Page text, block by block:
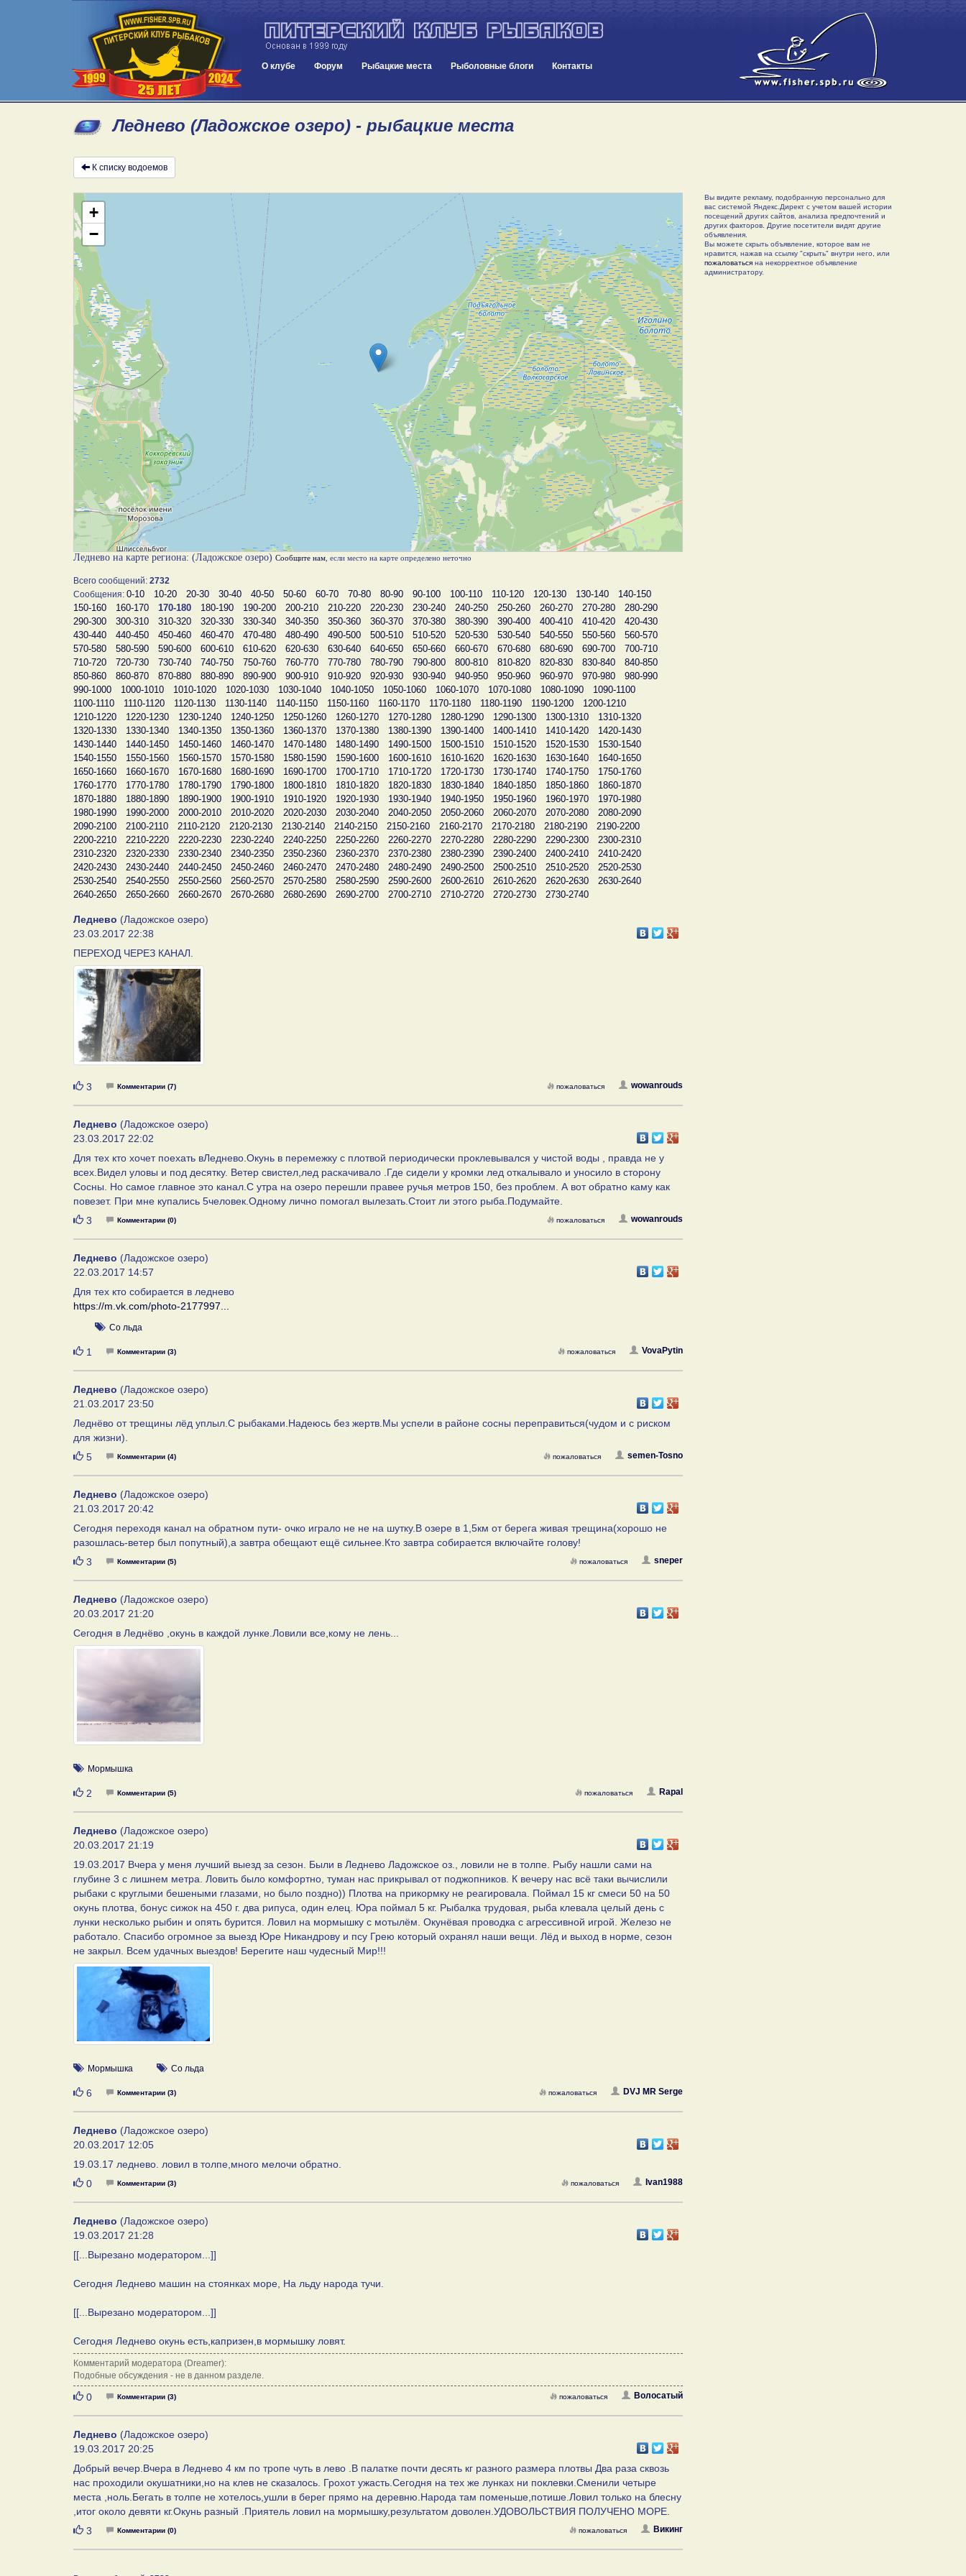
О клубе Форум Рыбацкие места Рыболовные блоги Контакты
Леднево (Ладожское озеро) - рыбацкие места
К списку водоемов
+
−
Леднево на карте региона: (Ладожское озеро) Сообщите нам , если место на карте определено неточно
Всего сообщений: 2732
Сообщения: 0-10 10-20 20-30 30-40 40-50 50-60 60-70 70-80 80-90 90-100 100-110 110-120 120-130 130-140
140-150
150-160
160-170 170-180 180-190 190-200 200-210 210-220 220-230 230-240 240-250 250-260 260-270 270-280
280-290
290-300
300-310 310-320 320-330 330-340 340-350 350-360 360-370 370-380 380-390 390-400 400-410 410-420
420-430
430-440
440-450 450-460 460-470 470-480 480-490 490-500 500-510 510-520 520-530 530-540 540-550 550-560
560-570
570-580
580-590 590-600 600-610 610-620 620-630 630-640 640-650 650-660 660-670 670-680 680-690 690-700
700-710
710-720
720-730 730-740 740-750 750-760 760-770 770-780 780-790 790-800 800-810 810-820 820-830 830-840
840-850
850-860
860-870 870-880 880-890 890-900 900-910 910-920 920-930 930-940 940-950 950-960 960-970 970-980
980-990
990-1000
1000-1010 1010-1020 1020-1030 1030-1040 1040-1050 1050-1060 1060-1070 1070-1080 1080-1090
1090-1100
1100-1110
1110-1120 1120-1130 1130-1140 1140-1150 1150-1160 1160-1170 1170-1180 1180-1190 1190-1200
1200-1210
1210-1220
1220-1230 1230-1240 1240-1250 1250-1260 1260-1270 1270-1280 1280-1290 1290-1300 1300-1310
1310-1320
1320-1330
1330-1340 1340-1350 1350-1360 1360-1370 1370-1380 1380-1390 1390-1400 1400-1410 1410-1420
1420-1430
1430-1440
1440-1450 1450-1460 1460-1470 1470-1480 1480-1490 1490-1500 1500-1510 1510-1520 1520-1530
1530-1540
1540-1550
1550-1560 1560-1570 1570-1580 1580-1590 1590-1600 1600-1610 1610-1620 1620-1630 1630-1640
1640-1650
1650-1660
1660-1670 1670-1680 1680-1690 1690-1700 1700-1710 1710-1720 1720-1730 1730-1740 1740-1750
1750-1760
1760-1770
1770-1780 1780-1790 1790-1800 1800-1810 1810-1820 1820-1830 1830-1840 1840-1850 1850-1860
1860-1870
1870-1880
1880-1890 1890-1900 1900-1910 1910-1920 1920-1930 1930-1940 1940-1950 1950-1960 1960-1970
1970-1980
1980-1990
1990-2000 2000-2010 2010-2020 2020-2030 2030-2040 2040-2050 2050-2060 2060-2070 2070-2080
2080-2090
2090-2100
2100-2110 2110-2120 2120-2130 2130-2140 2140-2150 2150-2160 2160-2170 2170-2180 2180-2190
2190-2200
2200-2210
2210-2220 2220-2230 2230-2240 2240-2250 2250-2260 2260-2270 2270-2280 2280-2290 2290-2300
2300-2310
2310-2320
2320-2330 2330-2340 2340-2350 2350-2360 2360-2370 2370-2380 2380-2390 2390-2400 2400-2410
2410-2420
2420-2430
2430-2440 2440-2450 2450-2460 2460-2470 2470-2480 2480-2490 2490-2500 2500-2510 2510-2520
2520-2530
2530-2540
2540-2550 2550-2560 2560-2570 2570-2580 2580-2590 2590-2600 2600-2610 2610-2620 2620-2630
2630-2640
2640-2650
2650-2660 2660-2670 2670-2680 2680-2690 2690-2700 2700-2710 2710-2720 2720-2730 2730-2740
Леднево (Ладожское озеро)
23.03.2017 22:38
ПЕРЕХОД ЧЕРЕЗ КАНАЛ.
Нравится
3 Комментарии (7) wowanrouds
пожаловаться
Леднево (Ладожское озеро)
23.03.2017 22:02
Для тех кто хочет поехать вЛеднево.Окунь в перемежку с плотвой периодически проклевывался у чистой воды , правда не у
всех.Видел уловы и под десятку. Ветер свистел,лед раскачивало .Где сидели у кромки лед откалывало и уносило в сторону
Сосны. Но самое главное это канал.С утра на озеро перешли правее ручья метров 150, без проблем. А вот обратно каму как
повезет. При мне купались 5человек.Одному лично помогал вылезать.Стоит ли этого рыба.Подумайте.
Нравится
3 Комментарии (0) wowanrouds
пожаловаться
Леднево (Ладожское озеро)
22.03.2017 14:57
Для тех кто собирается в леднево
https://m.vk.com/photo-2177997...
Со льда
Нравится
1 Комментарии (3) VovaPytin
пожаловаться
Леднево (Ладожское озеро)
21.03.2017 23:50
Леднёво от трещины лёд уплыл.С рыбаками.Надеюсь без жертв.Мы успели в районе сосны переправиться(чудом и с риском
для жизни).
Нравится
5 Комментарии (4) semen-Tosno
пожаловаться
Леднево (Ладожское озеро)
21.03.2017 20:42
Сегодня переходя канал на обратном пути- очко играло не не на шутку.В озере в 1,5км от берега живая трещина(хорошо не
разошлась-ветер был попутный),а завтра обещают ещё сильнее.Кто завтра собирается включайте голову!
Нравится
3 Комментарии (5) sneper
пожаловаться
Леднево (Ладожское озеро)
20.03.2017 21:20
Сегодня в Леднёво ,окунь в каждой лунке.Ловили все,кому не лень...
Мормышка
Нравится
2 Комментарии (5) Rapal
пожаловаться
Леднево (Ладожское озеро)
20.03.2017 21:19
19.03.2017 Вчера у меня лучший выезд за сезон. Были в Леднево Ладожское оз., ловили не в толпе. Рыбу нашли сами на
глубине 3 с лишнем метра. Ловить было комфортно, туман нас прикрывал от поджопников. К вечеру нас всё таки вычислили
рыбаки с круглыми бешеными глазами, но было поздно)) Плотва на прикормку не реагировала. Поймал 15 кг смеси 50 на 50
окунь плотва, бонус сижок на 450 г. два рипуса, один елец. Юра поймал 5 кг. Рыбалка трудовая, рыба клевала целый день с
лунки несколько рыбин и опять бурится. Ловил на мормышку с мотылём. Окунёвая проводка с агрессивной игрой. Железо не
работало. Спасибо огромное за выезд Юре Никандрову и псу Грею который охранял наши вещи. Лёд и выход в норме, сезон
не закрыл. Всем удачных выездов! Берегите наш чудесный Мир!!!
Мормышка Со льда
Нравится
6 Комментарии (3) DVJ MR Serge
пожаловаться
Леднево (Ладожское озеро)
20.03.2017 12:05
19.03.17 леднево. ловил в толпе,много мелочи обратно.
Нравится
0 Комментарии (3) Ivan1988
пожаловаться
Леднево (Ладожское озеро)
19.03.2017 21:28
[[...Вырезано модератором...]]
Сегодня Леднево машин на стоянках море, На льду народа тучи.
[[...Вырезано модератором...]]
Сегодня Леднево окунь есть,капризен,в мормышку ловят.
Комментарий модератора (Dreamer):
Подобные обсуждения - не в данном разделе.
Нравится
0 Комментарии (3) Волосатый
пожаловаться
Леднево (Ладожское озеро)
19.03.2017 20:25
Добрый вечер.Вчера в Леднево 4 км по тропе чуть в лево .В палатке почти десять кг разного размера плотвы Два раза сквозь
нас проходили окушатники,но на клев не сказалось. Грохот ужасть.Сегодня на тех же лунках ни поклевки.Сменили четыре
места ,ноль.Бегать в толпе не хотелось,ушли в берег прямо на деревню.Народа там поменьше,потише.Ловил только на блесну
,итог около девяти кг.Окунь разный .Приятель ловил на мормышку,результатом доволен.УДОВОЛЬСТВИЯ ПОЛУЧЕНО МОРЕ.
Нравится
3 Комментарии (0) Викинг
пожаловаться
Вы видите рекламу, подобранную персонально для
вас системой Яндекс.Директ с учетом вашей истории
посещений других сайтов, анализа предпочтений и
других факторов. Другие посетители видят другие
объявления.
Вы можете скрыть объявление, которое вам не
нравится, нажав на ссылку "скрыть" внутри него, или
пожаловатьсяна некорректное объявление
администратору.